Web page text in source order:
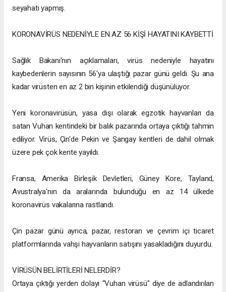
seyahati yapmış.
KORONAVİRÜS NEDENİYLE EN AZ 56 KİŞİ HAYATINI KAYBETTİ
Sağlık Bakanı'nın açıklamaları, virüs nedeniyle hayatını
kaybedenlerin sayısının 56'ya ulaştığı pazar günü geldi. Şu ana
kadar virüsten en az 2 bin kişinin etkilendiği düşünülüyor.
Yeni koronavirüsün, yasa dışı olarak egzotik hayvanları da
satan Vuhan kentindeki bir balık pazarında ortaya çıktığı tahmin
ediliyor. Virüs, Çin'de Pekin ve Şangay kentleri de dahil olmak
üzere pek çok kente yayıldı.
Fransa, Amerika Birleşik Devletleri, Güney Kore, Tayland,
Avustralya'nın da aralarında bulunduğu en az 14 ülkede
koronavirüs vakalarına rastlandı.
Çin pazar günü ayrıca, pazar, restoran ve çevrim içi ticaret
platformlarında vahşi hayvanların satışını yasakladığını duyurdu.
VİRÜSÜN BELİRTİLERİ NELERDİR?
Ortaya çıktığı yerden dolayı "Vuhan virüsü" diye de adlandırılan